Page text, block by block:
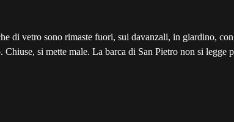
di vetro sono rimaste fuori, sui davanzali, in giardino,
si mette male. La barca di San Pietro non si